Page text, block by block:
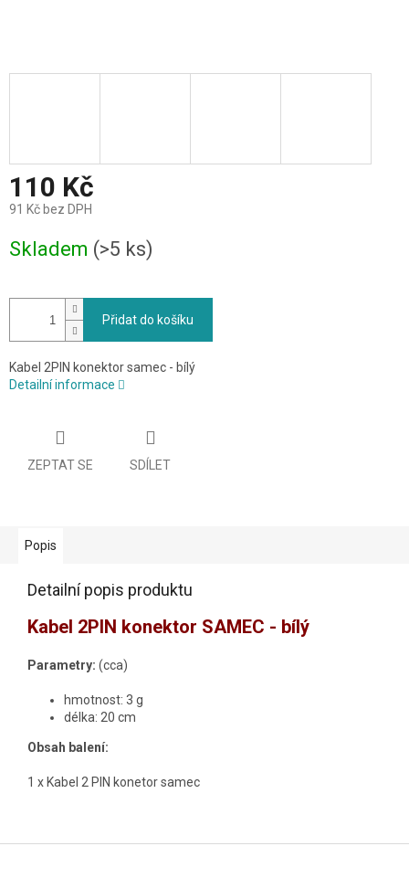
110 Kč
91 Kč bez DPH
cena:
Skladem (>5 ks)
Přidat do košíku
Kabel 2PIN konektor samec - bílý
Detailní informace
ZEPTAT SE SDÍLET
Popis
Detailní popis produktu
Kabel 2PIN konektor SAMEC - bílý
Parametry: (cca)
hmotnost: 3 g
délka: 20 cm
Obsah balení:
1 x Kabel 2 PIN konetor samec